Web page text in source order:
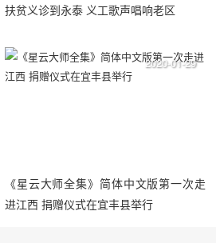
扶贫义诊到永泰 义工歌声唱响老区
《星云大师全集》简体中文版第一次走
进江西 捐赠仪式在宜丰县举行
2020-01-29